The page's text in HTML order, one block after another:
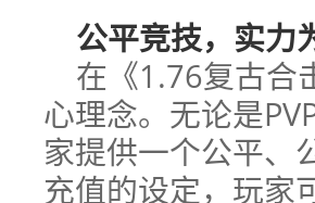
公平竞技，实力
在《1.76复古合
心理念。无论是
家提供一个公平、
充值的设定，玩家